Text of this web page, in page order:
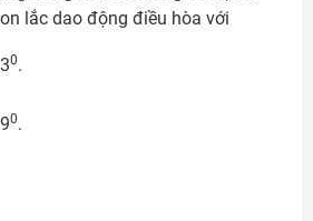
lắc dao động điều hòa với
0.
0.